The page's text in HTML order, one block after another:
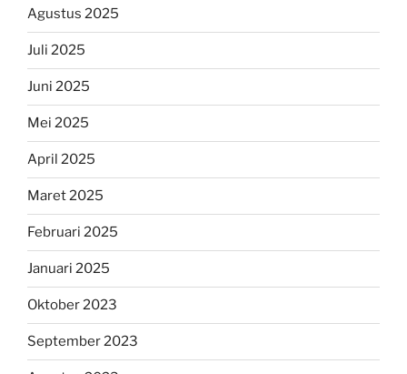
Agustus 2025
Juli 2025
Juni 2025
Mei 2025
April 2025
Maret 2025
Februari 2025
Januari 2025
Oktober 2023
September 2023